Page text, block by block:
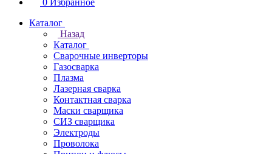
0 Избранное
Каталог
Назад
Каталог
Сварочные инверторы
Газосварка
Плазма
Лазерная сварка
Контактная сварка
Маски сварщика
СИЗ сварщика
Электроды
Проволока